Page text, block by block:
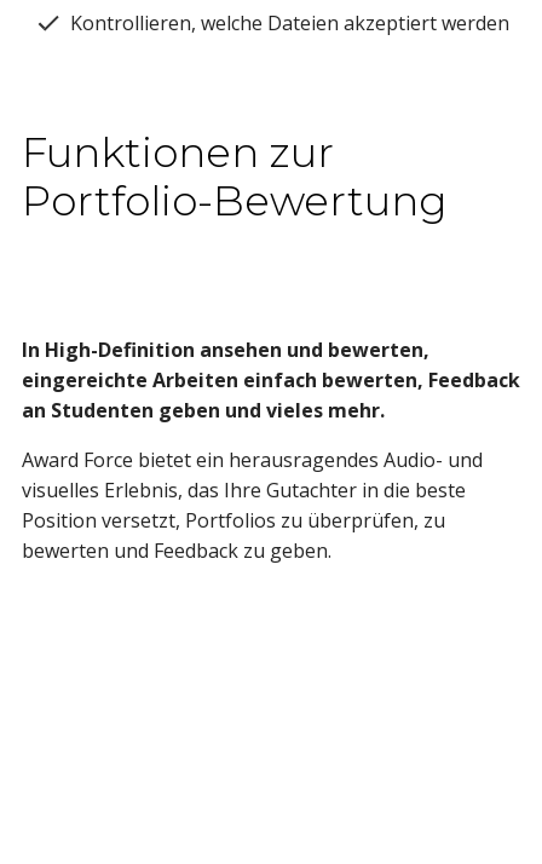
Kontrollieren, welche Dateien akzeptiert werden
Funktionen zur
Portfolio-Bewertung
In High-Definition ansehen und bewerten,
eingereichte Arbeiten einfach bewerten, Feedback
an Studenten geben und vieles mehr.
Award Force bietet ein herausragendes Audio- und
visuelles Erlebnis, das Ihre Gutachter in die beste
Position versetzt, Portfolios zu überprüfen, zu
bewerten und Feedback zu geben.